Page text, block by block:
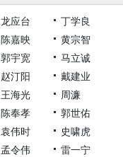
龙应台
丁学良
陈嘉映
黄宗智
郭宇宽
马立诚
赵汀阳
戴建业
王海光
周濂
陈奉孝
郭世佑
袁伟时
史啸虎
孟令伟
雷一宁